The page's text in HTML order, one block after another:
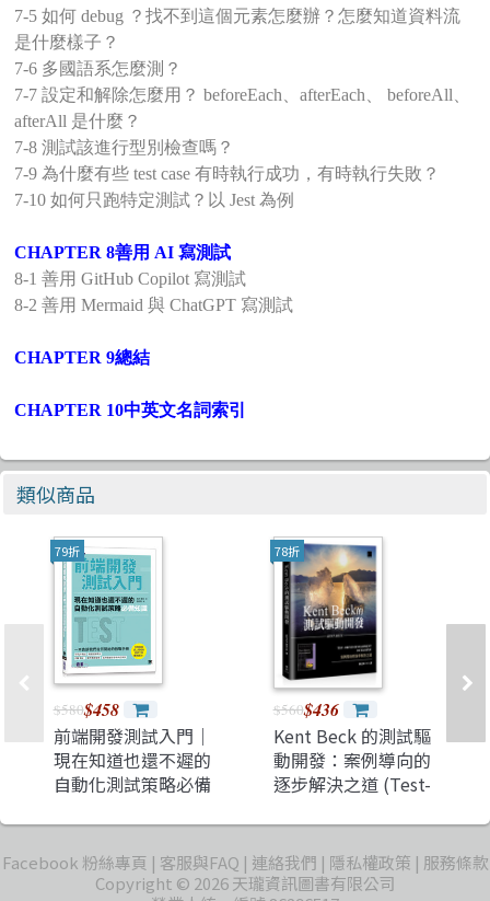
7-5 如何 debug ？找不到這個元素怎麼辦？怎麼知道資料流
是什麼樣子？
7-6 多國語系怎麼測？
7-7 設定和解除怎麼用？ beforeEach、afterEach、 beforeAll、
afterAll 是什麼？
7-8 測試該進行型別檢查嗎？
7-9 為什麼有些 test case 有時執行成功，有時執行失敗？
7-10 如何只跑特定測試？以 Jest 為例
CHAPTER 8善用 AI 寫測試
8-1 善用 GitHub Copilot 寫測試
8-2 善用 Mermaid 與 ChatGPT 寫測試
CHAPTER 9總結
CHAPTER 10中英文名詞索引
類似商品
79折
$580$458
前端開發測試入門｜
現在知道也還不遲的
自動化測試策略必備
78折
$560$436
Kent Beck 的測試驅
動開發：案例導向的
逐步解決之道 (Test-
Development: By
Example)(TDD)
Facebook 粉絲專頁 客服與FAQ 連絡我們 隱私權政策
服務條款
Copyright © 2026 天瓏資訊圖書有限公司